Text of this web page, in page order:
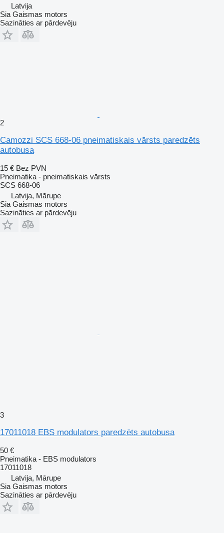
Latvija
Sia Gaismas motors
Sazināties ar pārdevēju
2
Camozzi SCS 668-06 pneimatiskais vārsts paredzēts
autobusa
15 € Bez PVN
Pneimatika - pneimatiskais vārsts
SCS 668-06
Latvija, Mārupe
Sia Gaismas motors
Sazināties ar pārdevēju
3
17011018 EBS modulators paredzēts autobusa
50 €
Pneimatika - EBS modulators
17011018
Latvija, Mārupe
Sia Gaismas motors
Sazināties ar pārdevēju